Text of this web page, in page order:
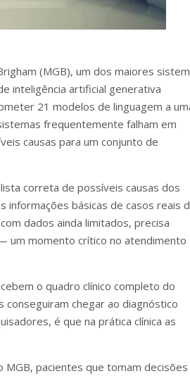
(MGB), um dos maiores
inteligência artificial generativa
21 modelos de linguagem a
frequentemente falham em
causas para um conjunto de
correta de possíveis causas dos
informações básicas de casos reais
dados ainda limitados, precisa
um momento crítico no atendimento
o quadro clínico completo do
conseguiram chegar ao diagnóstico
é que na prática clínica as
MGB, pacientes que tomam decisões